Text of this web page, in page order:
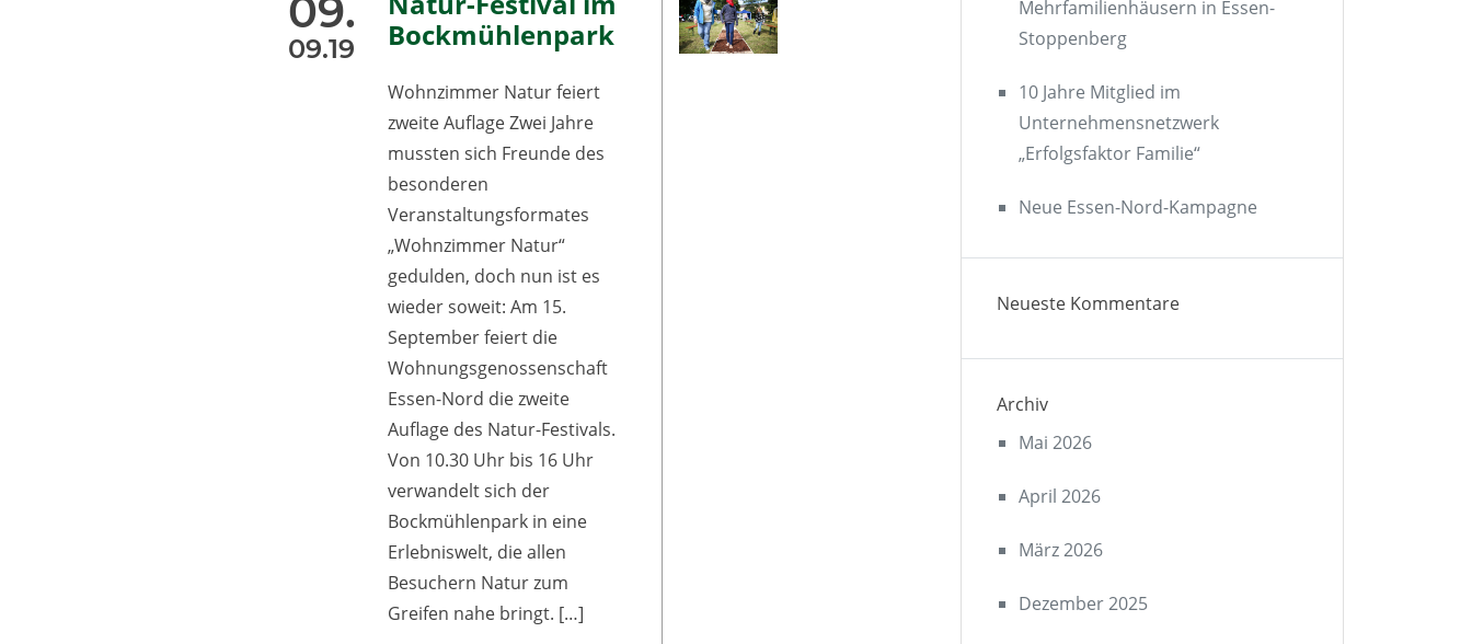
09.
09.19
Bockmühlenpark
Wohnzimmer Natur feiert
zweite Auflage Zwei Jahre
mussten sich Freunde des
besonderen
Veranstaltungsformates
„Wohnzimmer Natur“
gedulden, doch nun ist es
wieder soweit: Am 15.
September feiert die
Wohnungsgenossenschaft
Essen-Nord die zweite
Auflage des Natur-Festivals.
Von 10.30 Uhr bis 16 Uhr
verwandelt sich der
Bockmühlenpark in eine
Erlebniswelt, die allen
Besuchern Natur zum
Greifen nahe bringt. […]
Mehrfamilienhäusern in Essen-
Stoppenberg
10 Jahre Mitglied im
Unternehmensnetzwerk
„Erfolgsfaktor Familie“
Neue Essen-Nord-Kampagne
Neueste Kommentare
Archiv
Mai 2026
April 2026
März 2026
Dezember 2025